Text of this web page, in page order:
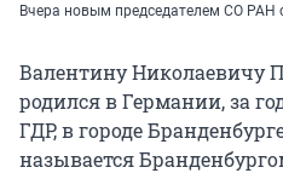
Вчера новым председателем СО РАН
Валентину Николаевичу
родился в Германии, за
ГДР, в городе
называется